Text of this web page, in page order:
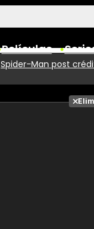
Películas
Spider-Man post